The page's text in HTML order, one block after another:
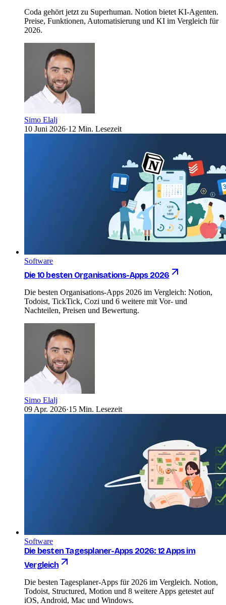
Coda gehört jetzt zu Superhuman. Notion bietet KI-Agenten.
Preise, Funktionen, Automatisierung und KI im Vergleich für
2026.
Simo Elalj
10 Juni 2026·12 Min. Lesezeit
Software
Die 10 besten Organisations-Apps 2026
Die besten Organisations-Apps 2026 im Vergleich: Notion,
Todoist, TickTick, Cozi und 6 weitere mit Vor- und
Nachteilen, Preisen und Bewertung.
Simo Elalj
09 Apr. 2026·15 Min. Lesezeit
Software
Die besten Tagesplaner-Apps 2026: 12 Apps im
Vergleich
Die besten Tagesplaner-Apps für 2026 im Vergleich. Notion,
Todoist, Structured, Motion und 8 weitere Apps getestet auf
iOS, Android, Mac und Windows.